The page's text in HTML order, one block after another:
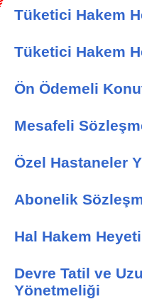
Tüketici Hakem
Tüketici Hakem
Ön Ödemeli
Mesafeli
Özel Hastaneler
Abonelik
Hal Hakem
Devre Tatil ve
Yönetmeliği